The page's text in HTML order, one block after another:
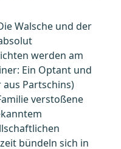
Walsche und der
werden am
Ein Optant und
Partschins)
verstoßene
bündeln sich in